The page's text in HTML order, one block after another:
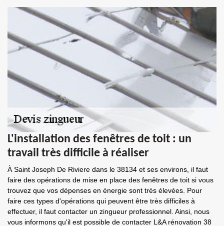
L'installation des fenêtres de toit : un
travail très difficile à réaliser
À Saint Joseph De Riviere dans le 38134 et ses environs, il faut
faire des opérations de mise en place des fenêtres de toit si vous
trouvez que vos dépenses en énergie sont très élevées. Pour
faire ces types d'opérations qui peuvent être très difficiles à
effectuer, il faut contacter un zingueur professionnel. Ainsi, nous
vous informons qu'il est possible de contacter L&A rénovation 38